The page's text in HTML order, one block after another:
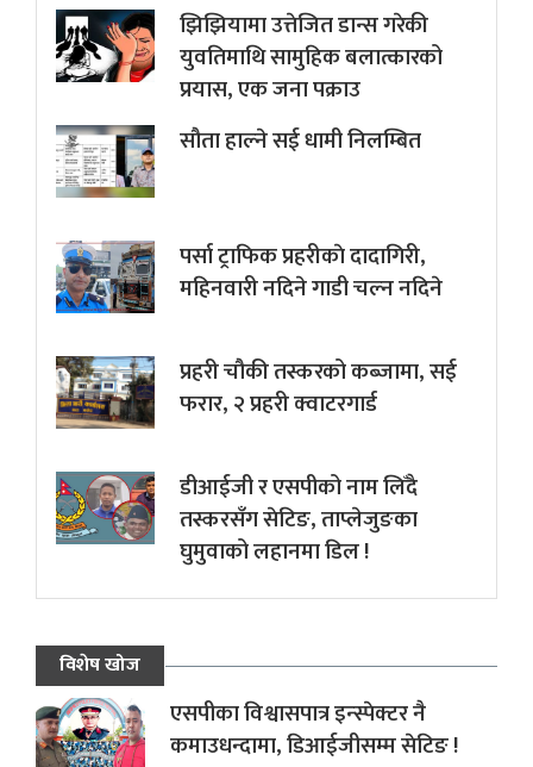
झिझियामा उत्तेजित डान्स गरेकी
युवतिमाथि सामुहिक बलात्कारको
प्रयास, एक जना पक्राउ
सौता हाल्ने सई धामी निलम्बित
पर्सा ट्राफिक प्रहरीकाे दादागिरी,
महिनवारी नदिने गाडी चल्न नदिने
प्रहरी चौकी तस्करको कब्जामा, सई
फरार, २ प्रहरी क्वाटरगार्ड
डीआईजी र एसपीको नाम लिँदै
तस्करसँग सेटिङ, ताप्लेजुङका
घुमुवाको लहानमा डिल !
विशेष खोज
एसपीका विश्वासपात्र इन्स्पेक्टर नै
कमाउधन्दामा, डिआईजीसम्म सेटिङ !